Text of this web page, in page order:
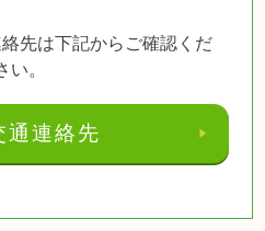
先は下記からご確認くだ
い。
通連絡先